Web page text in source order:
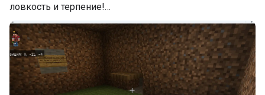
ловкость и терпение!…